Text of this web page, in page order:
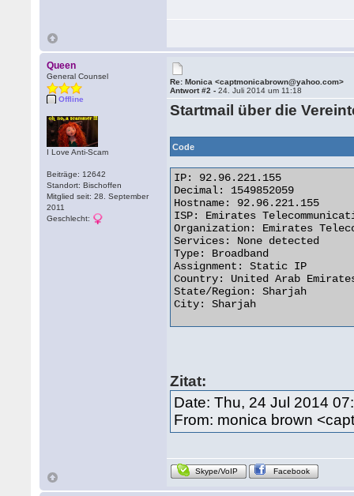
Queen
General Counsel
Offline
I Love Anti-Scam
Beiträge: 12642
Standort: Bischoffen
Mitglied seit: 28. September
2011
Geschlecht:
Re: Monica <captmonicabrown@yahoo.com>
Antwort #2 -24. Juli 2014 um 11:18
Startmail über die
Code
IP: 92.96.221.155
Decimal: 1549852059
Hostname: 92.96.221.155
ISP: Emirates
Organization: Emirates
Services: None detected
Type: Broadband
Assignment: Static IP
Country: United Arab
State/Region: Sharjah
City: Sharjah
Zitat:
Date: Thu, 24 Jul 2014
From: monica brown
Skype/VoIP Facebook